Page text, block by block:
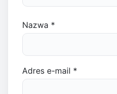
Nazwa *
Adres e-mail *